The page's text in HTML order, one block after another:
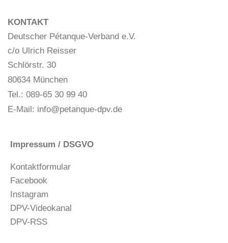
KONTAKT
Deutscher Pétanque-Verband e.V.
c/o Ulrich Reisser
Schlörstr. 30
80634 München
Tel.: 089-65 30 99 40
E-Mail: info@petanque-dpv.de
Impressum / DSGVO
Kontaktformular
Facebook
Instagram
DPV-Videokanal
DPV-RSS